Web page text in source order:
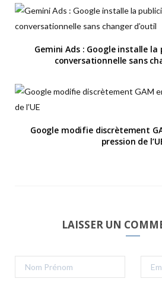
Gemini Ads : Google installe la
conversationnelle sans
Google modifie discrètement
pression de
LAISSER UN